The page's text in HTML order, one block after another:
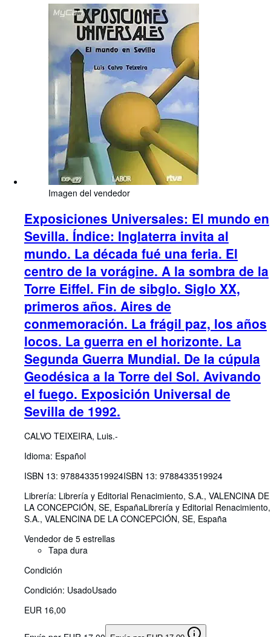
Imagen del vendedor
Exposiciones Universales: El mundo en
Sevilla. Índice: Inglaterra invita al
mundo. La década fué una feria. El
centro de la vorágine. A la sombra de la
Torre Eiffel. Fin de sibglo. Siglo XX,
primeros años. Aires de
conmemoración. La frágil paz, los años
locos. La guerra en el horizonte. La
Segunda Guerra Mundial. De la cúpula
Geodésica a la Torre del Sol. Avivando
el fuego. Exposición Universal de
Sevilla de 1992.
CALVO TEIXEIRA, Luis.-
Idioma: Español
ISBN 13: 9788433519924ISBN 13: 9788433519924
Librería: Librería y Editorial Renacimiento, S.A., VALENCINA DE
LA CONCEPCIÓN, SE, EspañaLibrería y Editorial Renacimiento,
S.A., VALENCINA DE LA CONCEPCIÓN, SE, España
Vendedor de 5 estrellas
Tapa dura
Condición
Condición: UsadoUsado
EUR 16,00